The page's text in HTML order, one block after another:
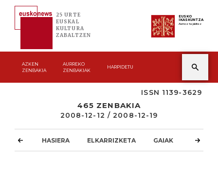
25 URTE
EUSKAL
KULTURA
ZABALTZEN
EUSKO
IKASKUNTZA
Asmoz ta jakitez
AZKEN
ZENBAKIA
AURREKO
ZENBAKIAK
HARPIDETU
ISSN 1139-3629
465 ZENBAKIA
2008-12-12 / 2008-12-19
HASIERA ELKARRIZKETA GAIAK